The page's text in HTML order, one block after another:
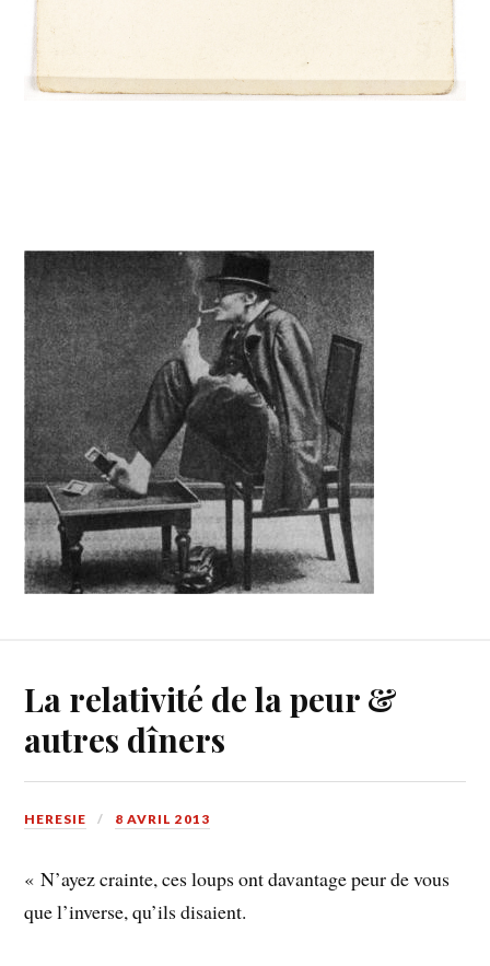
La relativité de la peur &
autres dîners
HERESIE 8 AVRIL 2013
« N’ayez crainte, ces loups ont davantage peur de vous
que l’inverse, qu’ils disaient.